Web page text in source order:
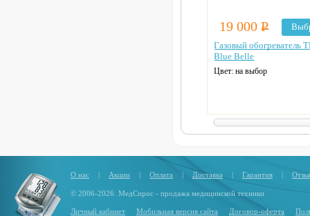
19 000Р
Газовый обогреватель
Blue Belle
Цвет: на выбор
О нас | Акции | Оплата | Доставка | Гарантия |
© 2006-2026. МедСпрос - продажа медицинской техники
Личный кабинет Мобильная версия сайта Договор-оферта